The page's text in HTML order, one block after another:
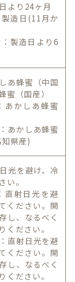
より24ヶ月
造日(11月か
製造日より6
あ蜂蜜（中国
蜜（国産）
あかしあ蜂蜜
あかしあ蜂蜜
知県産)
光を避け、冷
い。
直射日光を避
ください。開
し、なるべく
ください。
直射日光を避
ください。開
し、なるべく
ください。